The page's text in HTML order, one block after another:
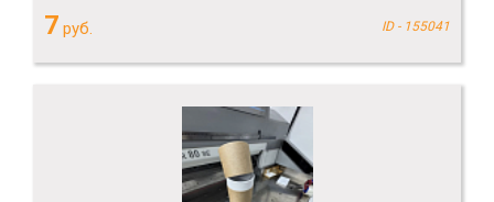
7 руб. ID - 155041